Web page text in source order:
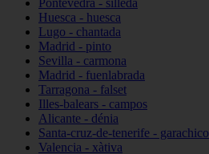
Pontevedra - silleda
Huesca - huesca
Lugo - chantada
Madrid - pinto
Sevilla - carmona
Madrid - fuenlabrada
Tarragona - falset
Illes-balears - campos
Alicante - dénia
Santa-cruz-de-tenerife - garachico
Valencia - xàtiva